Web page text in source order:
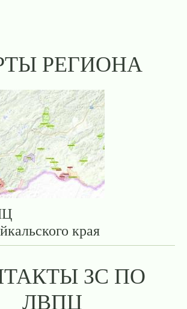
РЕГИОНА
края
ЗС ПО
ЛВПЦ